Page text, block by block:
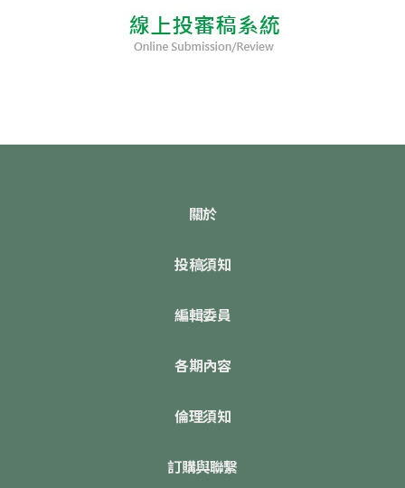
關於
投稿須知
編輯委員
各期內容
倫理須知
訂購與聯繫